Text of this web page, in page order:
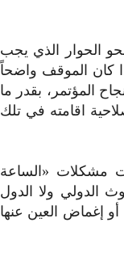
الحوار الذي يجب
كان الموقف واضحاً
المؤتمر، بقدر ما
اقامته في تلك
مشكلات «الساعة
الدولي ولا الدول
أو إغماض العين عنها